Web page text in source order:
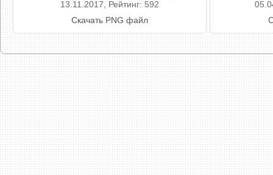
13.11.2017, Рейтинг: 592
Скачать PNG файл